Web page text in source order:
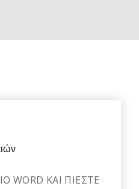
WORD ΚΑΙ ΠΙΕΣΤΕ